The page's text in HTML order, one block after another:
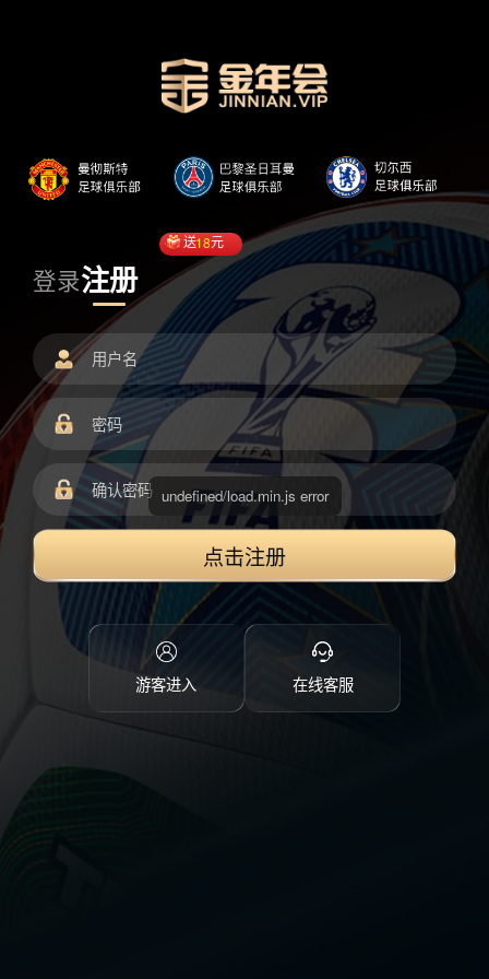
登录注册
送18元
点击注册
游客进入 在线客服